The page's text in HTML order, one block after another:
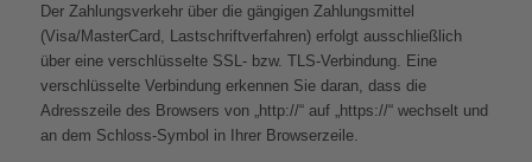
Der Zahlungsverkehr über die gängigen Zahlungsmittel
(Visa/MasterCard, Lastschriftverfahren) erfolgt ausschließlich
über eine verschlüsselte SSL- bzw. TLS-Verbindung. Eine
verschlüsselte Verbindung erkennen Sie daran, dass die
Adresszeile des Browsers von „http://“ auf „https://“ wechselt und
an dem Schloss-Symbol in Ihrer Browserzeile.